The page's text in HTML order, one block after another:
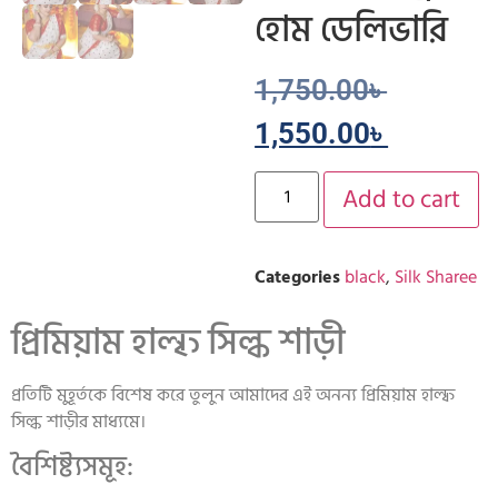
হোম ডেলিভারি
1,750.00৳
1,550.00৳
Add to cart
Categoriesblack, Silk Sharee
প্রিমিয়াম হাল্ফ সিল্ক শাড়ী
প্রতিটি মুহূর্তকে বিশেষ করে তুলুন আমাদের এই অনন্য প্রিমিয়াম হাল্ফ
সিল্ক শাড়ীর মাধ্যমে।
বৈশিষ্ট্যসমূহ: